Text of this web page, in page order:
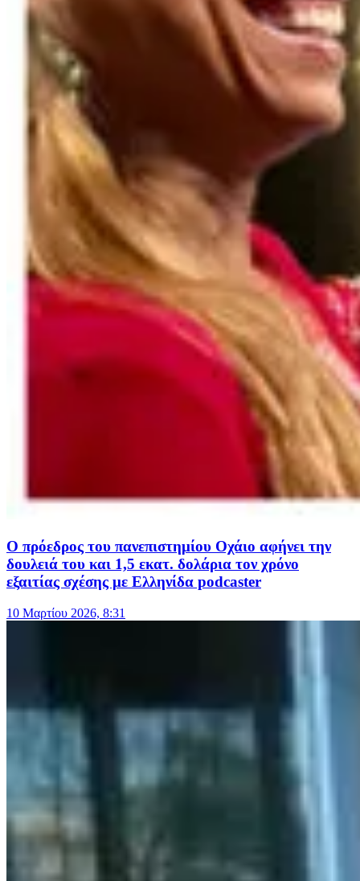
Ο πρόεδρος του πανεπιστημίου Οχάιο αφήνει την
δουλειά του και 1,5 εκατ. δολάρια τον χρόνο
εξαιτίας σχέσης με Ελληνίδα podcaster
10 Μαρτίου 2026, 8:31